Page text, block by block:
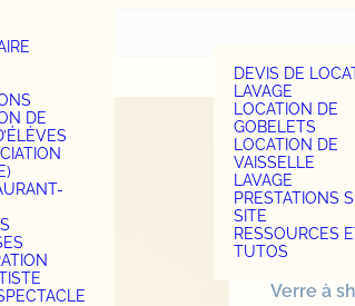
DE
DEVIS DE
LAVAGE
LOCATION DE
GOBELETS
LOCATION DE
VAISSELLE
LAVAGE
PRESTATIONS
SITE
RESSOURCES
TUTOS
CUP4
4cl utile
Verre à